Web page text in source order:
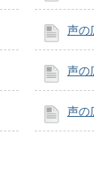
声の
声の
声の